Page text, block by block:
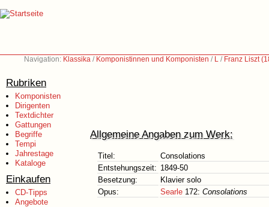
Navigation: Klassika / Komponistinnen und Komponisten / L / Franz Liszt
Rubriken
Komponisten
Dirigenten
Textdichter
Gattungen
Begriffe
Tempi
Jahrestage
Kataloge
Einkaufen
CD-Tipps
Angebote
Allgemeine Angaben zum Werk:
Titel:
Consolations
Entstehungszeit: 1849-50
Besetzung:
Klavier solo
Opus:
Searle 172: Consolations